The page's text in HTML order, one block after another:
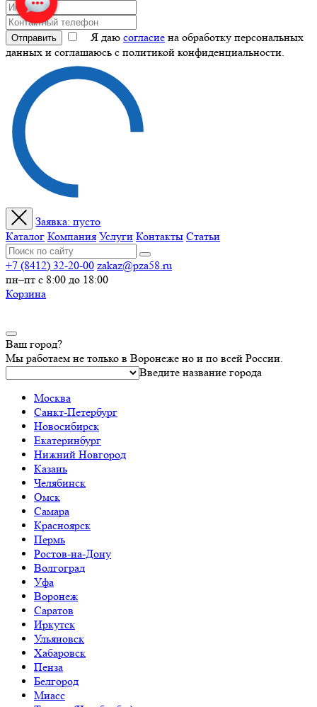
Отправить Я даю согласие на обработку персональных
данных и соглашаюсь с политикой конфиденциальности.
Заявка:пусто
Каталог Компания Услуги Контакты Статьи
+7 (8412) 32-20-00 zakaz@pza58.ru
пн–пт с 8:00 до 18:00
Корзина
Ваш город?
Мы работаем не только в Воронеже но и по всей России.
Введите название города
Москва
Санкт-Петербург
Новосибирск
Екатеринбург
Нижний Новгород
Казань
Челябинск
Омск
Самара
Красноярск
Пермь
Ростов-на-Дону
Волгоград
Уфа
Воронеж
Саратов
Иркутск
Ульяновск
Хабаровск
Пенза
Белгород
Миасс